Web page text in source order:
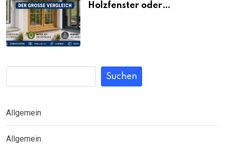
Holzfenster oder
Suchen
Allgemein
Allgemein